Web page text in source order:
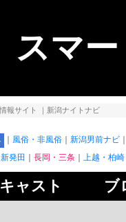
スマ
報サイト ｜新潟ナイトナビ
風俗・非風俗
新潟男前ナビ
発田
長岡・三条 上越・柏
キャスト ブ